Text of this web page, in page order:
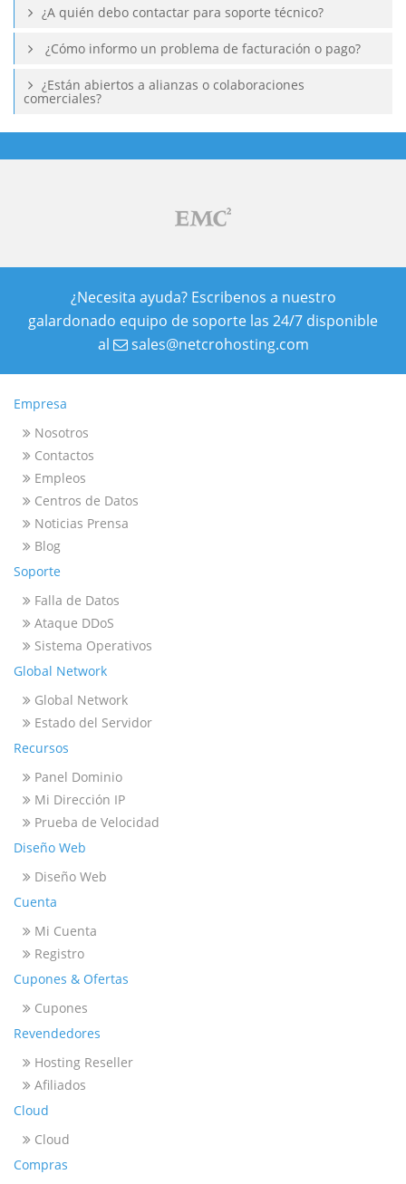
¿A quién debo contactar para soporte técnico?
¿Cómo informo un problema de facturación o pago?
¿Están abiertos a alianzas o colaboraciones
comerciales?
¿Necesita ayuda? Escribenos a nuestro
galardonado equipo de soporte las 24/7 disponible
al
sales@netcrohosting.com
Empresa
Nosotros
Contactos
Empleos
Centros de Datos
Noticias Prensa
Blog
Soporte
Falla de Datos
Ataque DDoS
Sistema Operativos
Global Network
Global Network
Estado del Servidor
Recursos
Panel Dominio
Mi Dirección IP
Prueba de Velocidad
Diseño Web
Diseño Web
Cuenta
Mi Cuenta
Registro
Cupones & Ofertas
Cupones
Revendedores
Hosting Reseller
Afiliados
Cloud
Cloud
Compras